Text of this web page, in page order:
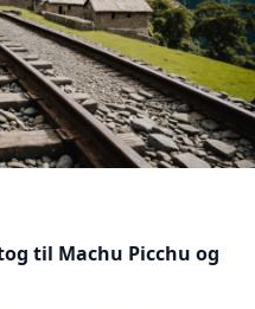
til Machu Picchu og